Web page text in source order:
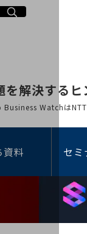
を解決する
WatchはNTT
資料 セミ